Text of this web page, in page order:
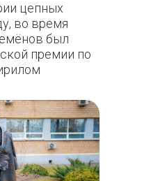
цепных
во время
был
премии по